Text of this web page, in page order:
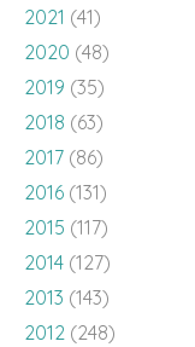
2021 (41)
2020 (48)
2019 (35)
2018 (63)
2017 (86)
2016 (131)
2015 (117)
2014 (127)
2013 (143)
2012 (248)